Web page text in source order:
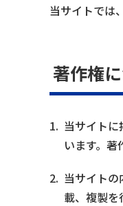
当サイトでは
著作権
1. 当サイト
います。著
2. 当サイト
載、複製を